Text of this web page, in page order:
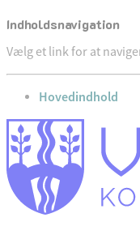
Indholdsnavigation
Vælg et link for at
gå til
Hovedindhold